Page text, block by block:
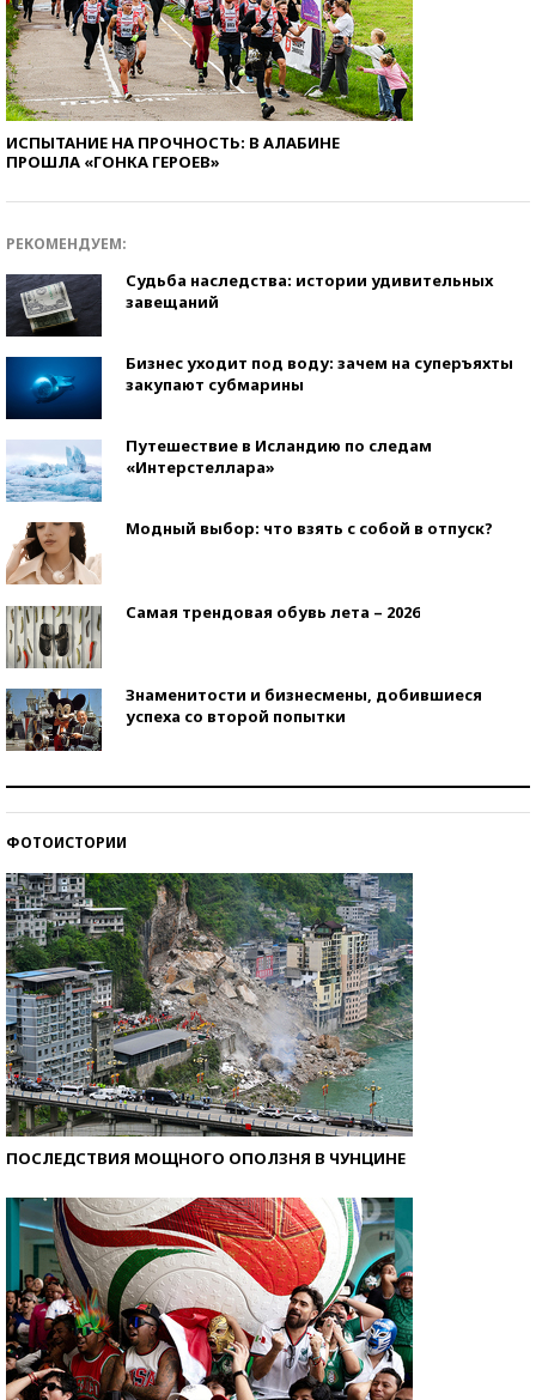
ИСПЫТАНИЕ НА ПРОЧНОСТЬ: В АЛАБИНЕ
ПРОШЛА «ГОНКА ГЕРОЕВ»
РЕКОМЕНДУЕМ:
Судьба наследства: истории удивительных
завещаний
Бизнес уходит под воду: зачем на суперъяхты
закупают субмарины
Путешествие в Исландию по следам
«Интерстеллара»
Модный выбор: что взять с собой в отпуск?
Самая трендовая обувь лета – 2026
Знаменитости и бизнесмены, добившиеся
успеха со второй попытки
ФОТОИСТОРИИ
ПОСЛЕДСТВИЯ МОЩНОГО ОПОЛЗНЯ В ЧУНЦИНЕ